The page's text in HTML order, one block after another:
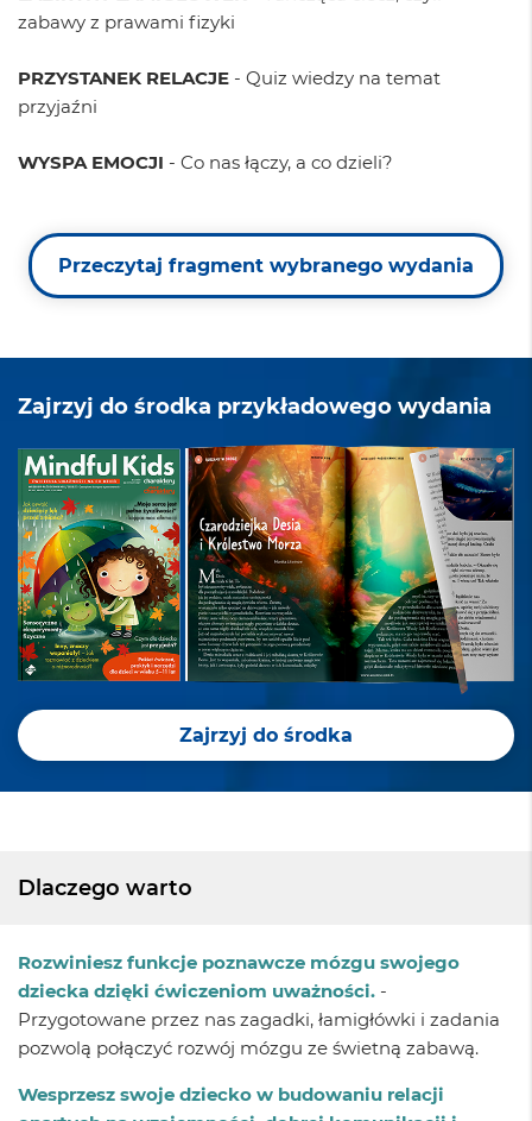
zabawy z prawami fizyki
PRZYSTANEK RELACJE - Quiz wiedzy na temat
przyjaźni
WYSPA EMOCJI - Co nas łączy, a co dzieli?
Przeczytaj fragment wybranego wydania
Zajrzyj do środka przykładowego wydania
Zajrzyj do środka
Dlaczego warto
Rozwiniesz funkcje poznawcze mózgu swojego
dziecka dzięki ćwiczeniom uważności. -
Przygotowane przez nas zagadki, łamigłówki i zadania
pozwolą połączyć rozwój mózgu ze świetną zabawą.
Wesprzesz swoje dziecko w budowaniu relacji